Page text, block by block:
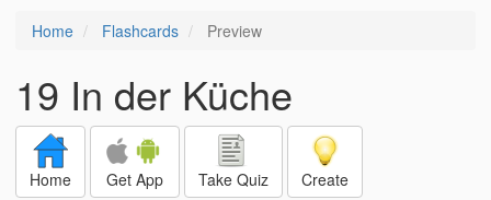
Home Flashcards Preview
19 In der Küche
Home Get App Take Quiz Create